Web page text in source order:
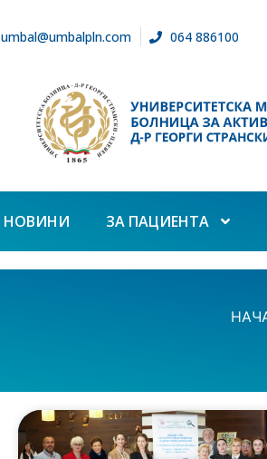
umbal@umbalpln.com 064 886100
НОВИНИ ЗА ПАЦИЕНТА